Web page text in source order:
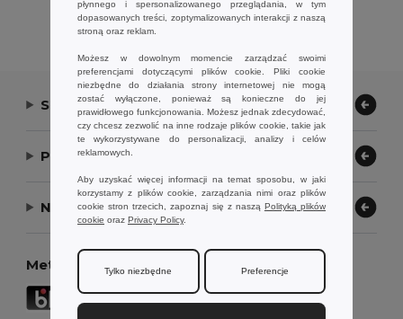
Wyświetlanie Wszystkich Produktów.
Skontaktuj się z nami
Pozwól nam pomóc
Nasza firma
Metody płatności
płynnego i spersonalizowanego przeglądania, w tym
dopasowanych treści, zoptymalizowanych interakcji z naszą
stroną oraz reklam.
Możesz w dowolnym momencie zarządzać swoimi
preferencjami dotyczącymi plików cookie. Pliki cookie
niezbędne do działania strony internetowej nie mogą
zostać wyłączone, ponieważ są konieczne do jej
prawidłowego funkcjonowania. Możesz jednak zdecydować,
czy chcesz zezwolić na inne rodzaje plików cookie, takie jak
te wykorzystywane do personalizacji, analizy i celów
reklamowych.
Aby uzyskać więcej informacji na temat sposobu, w jaki
korzystamy z plików cookie, zarządzania nimi oraz plików
cookie stron trzecich, zapoznaj się z naszą Polityką plików
cookie oraz Privacy Policy.
Tylko niezbędne Preferencje